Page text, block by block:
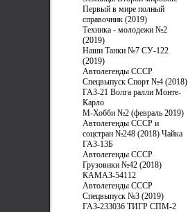
Первый в мире полный
справочник (2019)
Техника - молодежи №2
(2019)
Наши Танки №7 СУ-122
(2019)
Автолегенды СССР
Спецвыпуск Спорт №4 (2018)
ГАЗ-21 Волга ралли Монте-
Карло
М-Хобби №2 (февраль 2019)
Автолегенды СССР и
соцстран №248 (2018) Чайка
ГАЗ-13Б
Автолегенды СССР
Грузовики №42 (2018)
КАМАЗ-54112
Автолегенды СССР
Спецвыпуск №3 (2019)
ГАЗ-233036 ТИГР СПМ-2